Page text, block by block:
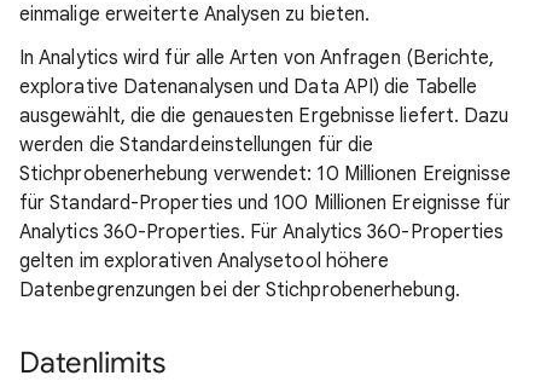
einmalige erweiterte Analysen zu bieten.
In Analytics wird für alle Arten von Anfragen (Berichte,
explorative Datenanalysen und Data API) die Tabelle
ausgewählt, die die genauesten Ergebnisse liefert. Dazu
werden die Standardeinstellungen für die
Stichprobenerhebung verwendet: 10 Millionen Ereignisse
für Standard-Properties und 100 Millionen Ereignisse für
Analytics 360-Properties. Für Analytics 360-Properties
gelten im explorativen Analysetool höhere
Datenbegrenzungen bei der Stichprobenerhebung.
Datenlimits